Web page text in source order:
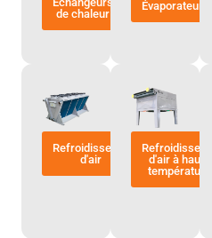
de chaleur
Évaporateurs
Refroidisseurs
d'air
Refroidisseurs
d'air à haute
température